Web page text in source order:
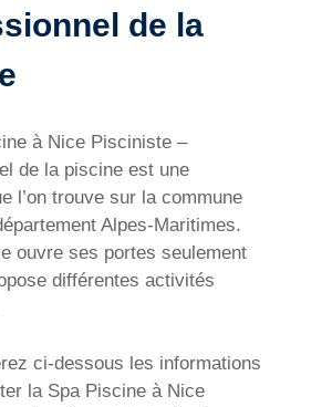
de la
à Nice Pisciniste –
de la piscine est une
l’on trouve sur la commune
Alpes-Maritimes.
ouvre ses portes seulement
différentes activités
ci-dessous les informations
la Spa Piscine à Nice